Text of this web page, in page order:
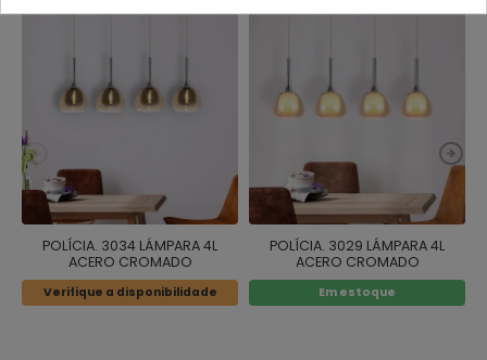
POLÍCIA. 3034 LÁMPARA 4L
ACERO CROMADO
Verifique a disponibilidade
POLÍCIA. 3029 LÁMPARA 4L
ACERO CROMADO
Em estoque